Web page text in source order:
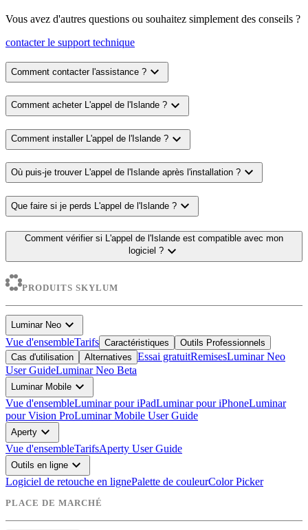
Vous avez d'autres questions ou souhaitez simplement des conseils ?
contacter le support technique
Comment contacter l'assistance ? expand_more
Comment acheter L'appel de l'Islande ? expand_more
Comment installer L'appel de l'Islande ? expand_more
Où puis-je trouver L'appel de l'Islande après l'installation ? expand_more
Que faire si je perds L'appel de l'Islande ? expand_more
Comment vérifier si L'appel de l'Islande est compatible avec mon
logiciel ?expand_more
PRODUITS SKYLUM
Luminar Neo expand_more
Vue d'ensembleTarifs Caractéristiques
Outils Professionnels
Cas d'utilisation
Alternatives Essai gratuitRemisesLuminar Neo
User GuideLuminar Neo Beta
Luminar Mobile expand_more
Vue d'ensembleLuminar pour iPadLuminar pour iPhoneLuminar
pour Vision ProLuminar Mobile User Guide
Aperty expand_more
Vue d'ensembleTarifsAperty User Guide
Outils en ligne expand_more
Logiciel de retouche en lignePalette de couleurColor Picker
PLACE DE MARCHÉ